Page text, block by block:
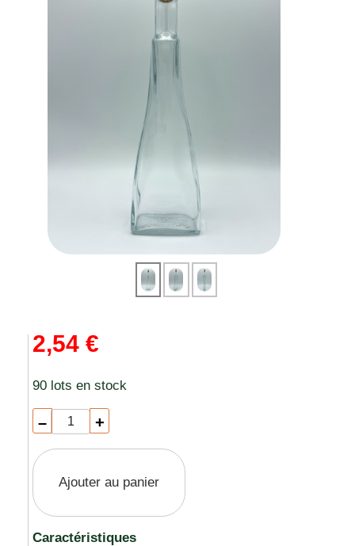
2,54 €
90 lots en stock
– +
Ajouter au panier
Caractéristiques